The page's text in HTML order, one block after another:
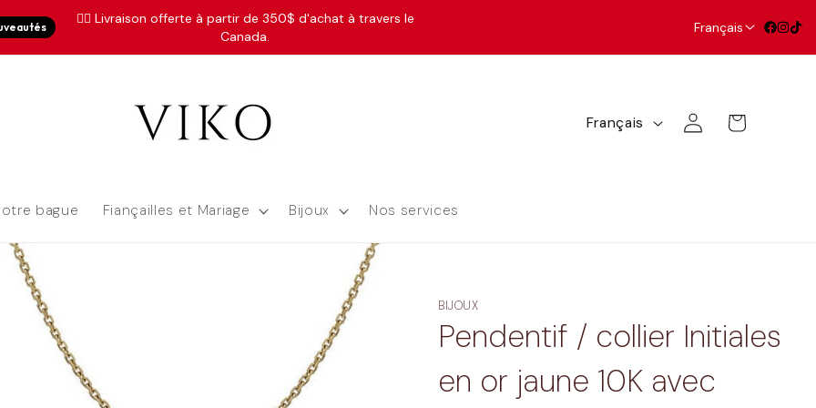
✌🏼 Livraison offerte à partir de 350$ d'achat à travers le
Canada.
L
n
e
Français
bague Fiançailles et Mariage Bijoux Nos services
Français ConnexionPanier
BIJOUX
Pendentif / collier Initiales
en or jaune 10K avec